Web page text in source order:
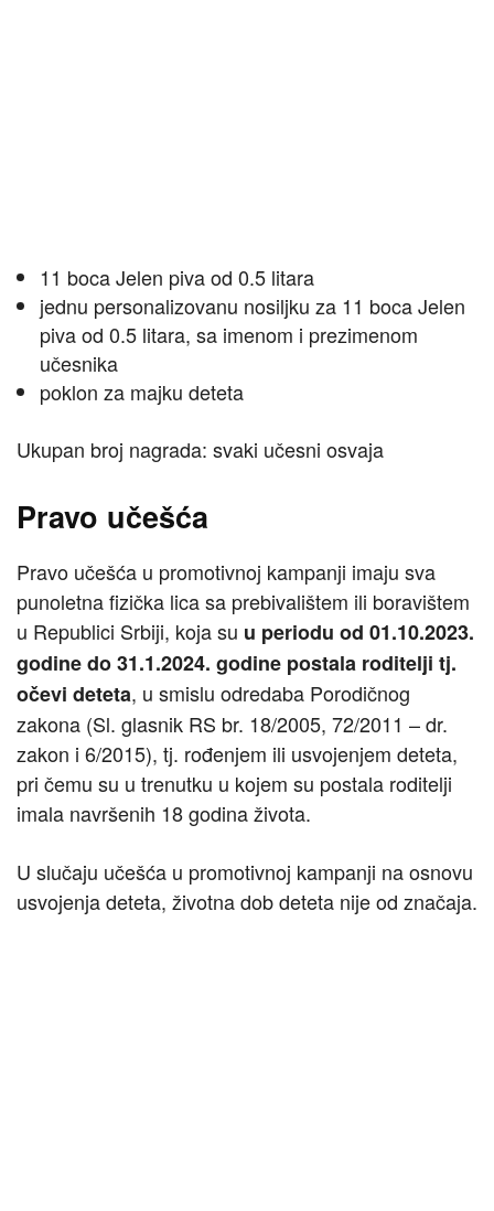
11 boca Jelen piva od 0.5 litara
jednu personalizovanu nosiljku za 11 boca Jelen
piva od 0.5 litara, sa imenom i prezimenom
učesnika
poklon za majku deteta
Ukupan broj nagrada: svaki učesni osvaja
Pravo učešća
Pravo učešća u promotivnoj kampanji imaju sva
punoletna fizička lica sa prebivalištem ili boravištem
u Republici Srbiji, koja su u periodu od 01.10.2023.
godine do 31.1.2024. godine postala roditelji tj.
očevi deteta, u smislu odredaba Porodičnog
zakona (Sl. glasnik RS br. 18/2005, 72/2011 – dr.
zakon i 6/2015), tj. rođenjem ili usvojenjem deteta,
pri čemu su u trenutku u kojem su postala roditelji
imala navršenih 18 godina života.
U slučaju učešća u promotivnoj kampanji na osnovu
usvojenja deteta, životna dob deteta nije od značaja.